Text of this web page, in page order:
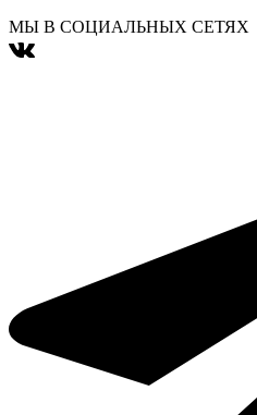
МЫ В СОЦИАЛЬНЫХ СЕТЯХ